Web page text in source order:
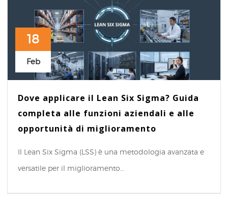
18
Feb
Dove applicare il Lean Six Sigma? Guida
completa alle funzioni aziendali e alle
opportunità di miglioramento
Il Lean Six Sigma (LSS) è una metodologia avanzata e
versatile per il miglioramento…